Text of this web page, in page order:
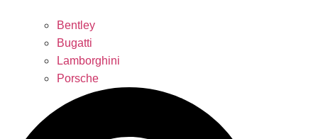
Bentley
Bugatti
Lamborghini
Porsche